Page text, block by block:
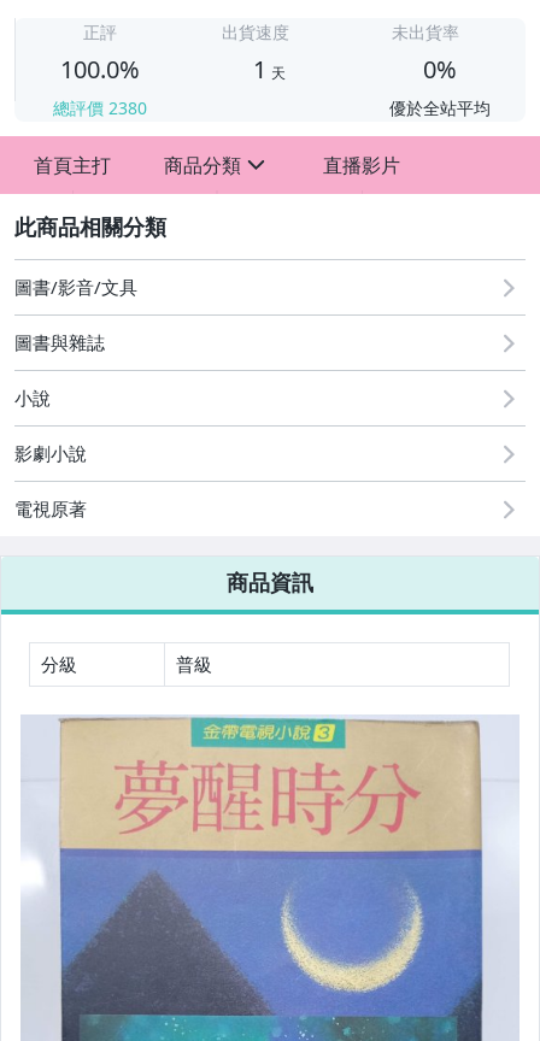
正評
100.0%
總評價 2380
出貨速度
1 天
未出貨率
0%
優於全站平均
首頁主打 商品分類
▌文學 ▌小說 ▌
✈現代文學
✈中國古典
✈西洋古典
✈翻譯小說
✈武俠小說
✈歷史小說
直播影片
圖書/影音/文具
圖書與雜誌
小說
影劇小說
電視原著
商品資訊
分級 普級